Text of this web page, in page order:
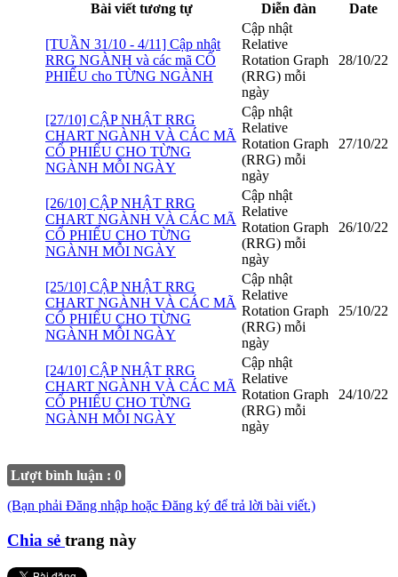
Bài viết tương tự Diễn đàn Date
[TUẦN 31/10 - 4/11] Cập nhật
RRG NGÀNH và các mã CỔ
PHIẾU cho TỪNG NGÀNH
Cập nhật
Relative
Rotation Graph
(RRG) mỗi
ngày
28/10/22
[27/10] CẬP NHẬT RRG
CHART NGÀNH VÀ CÁC MÃ
CỔ PHIẾU CHO TỪNG
NGÀNH MỖI NGÀY
Cập nhật
Relative
Rotation Graph
(RRG) mỗi
ngày
27/10/22
[26/10] CẬP NHẬT RRG
CHART NGÀNH VÀ CÁC MÃ
CỔ PHIẾU CHO TỪNG
NGÀNH MỖI NGÀY
Cập nhật
Relative
Rotation Graph
(RRG) mỗi
ngày
26/10/22
[25/10] CẬP NHẬT RRG
CHART NGÀNH VÀ CÁC MÃ
CỔ PHIẾU CHO TỪNG
NGÀNH MỖI NGÀY
Cập nhật
Relative
Rotation Graph
(RRG) mỗi
ngày
25/10/22
[24/10] CẬP NHẬT RRG
CHART NGÀNH VÀ CÁC MÃ
CỔ PHIẾU CHO TỪNG
NGÀNH MỖI NGÀY
Cập nhật
Relative
Rotation Graph
(RRG) mỗi
ngày
24/10/22
Lượt bình luận : 0
(Bạn phải Đăng nhập hoặc Đăng ký để trả lời bài viết.)
Chia sẻ trang này